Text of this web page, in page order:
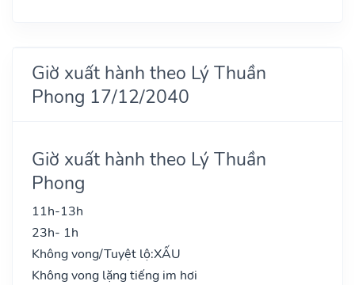
Giờ xuất hành theo Lý Thuần
Phong 17/12/2040
Giờ xuất hành theo Lý Thuần
Phong
11h-13h
23h- 1h
Không vong/Tuyệt lộ:XẤU
Không vong lặng tiếng im hơi